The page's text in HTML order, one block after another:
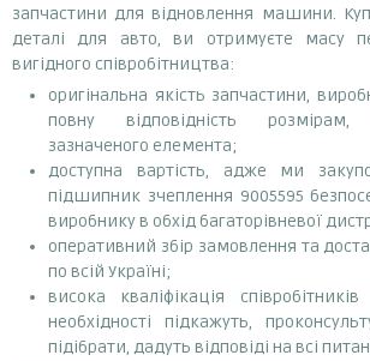
запчастини для відновлення машини.
деталі для авто, ви отримуєте масу
вигідного співробітництва:
оригінальна якість запчастини,
повну відповідність розмірам,
зазначеного елемента;
доступна вартість, адже ми
підшипник зчеплення 9005595
виробнику в обхід багаторівневої
оперативний збір замовлення та
по всій Україні;
висока кваліфікація
необхідності підкажуть,
підібрати, дадуть відповіді на всі